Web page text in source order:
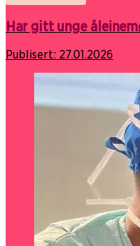
Har gitt unge
Publisert: 27.01.2026